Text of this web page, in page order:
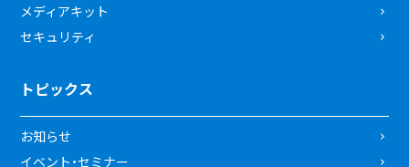
メディアキット
セキュリティ
トピックス
お知らせ
イベント・セミナー